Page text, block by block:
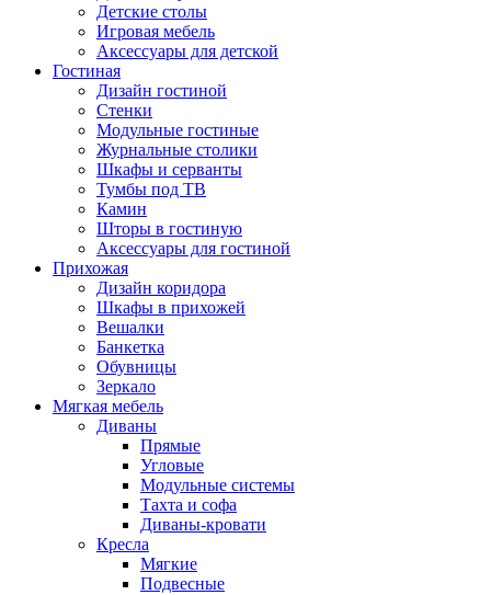
Детские столы
Игровая мебель
Аксессуары для детской
Гостиная
Дизайн гостиной
Стенки
Модульные гостиные
Журнальные столики
Шкафы и серванты
Тумбы под ТВ
Камин
Шторы в гостиную
Аксессуары для гостиной
Прихожая
Дизайн коридора
Шкафы в прихожей
Вешалки
Банкетка
Обувницы
Зеркало
Мягкая мебель
Диваны
Прямые
Угловые
Модульные системы
Тахта и софа
Диваны-кровати
Кресла
Мягкие
Подвесные